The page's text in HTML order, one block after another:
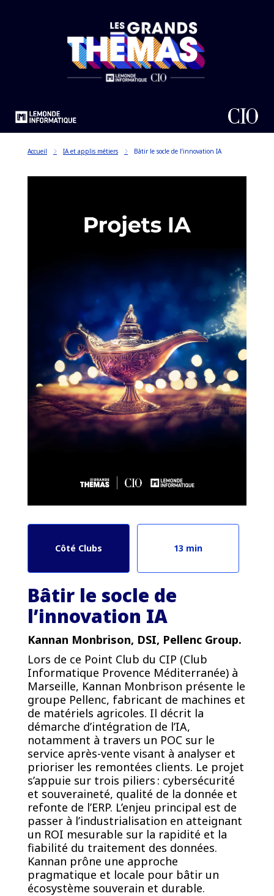
Accueil IA et applis métiers Bâtir le socle de l’innovation IA
Côté Clubs 13 min
Bâtir le socle de
l’innovation IA
Kannan Monbrison, DSI, Pellenc Group.
Lors de ce Point Club du CIP (Club
Informatique Provence Méditerranée) à
Marseille, Kannan Monbrison présente le
groupe Pellenc, fabricant de machines et
de matériels agricoles. Il décrit la
démarche d’intégration de l’IA,
notamment à travers un POC sur le
service après-vente visant à analyser et
prioriser les remontées clients. Le projet
s’appuie sur trois piliers : cybersécurité
et souveraineté, qualité de la donnée et
refonte de l’ERP. L’enjeu principal est de
passer à l’industrialisation en atteignant
un ROI mesurable sur la rapidité et la
fiabilité du traitement des données.
Kannan prône une approche
pragmatique et locale pour bâtir un
écosystème souverain et durable.